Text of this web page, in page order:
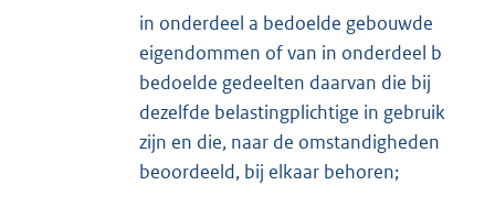
in onderdeel a bedoelde gebouwde
eigendommen of van in onderdeel b
bedoelde gedeelten daarvan die bij
dezelfde belastingplichtige in gebruik
zijn en die, naar de omstandigheden
beoordeeld, bij elkaar behoren;